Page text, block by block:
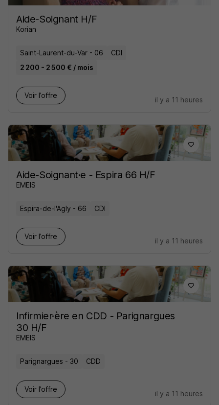
Aide-Soignant H/F
Korian
Saint-Laurent-du-Var - 06
CDI
2 200 - 2 500 € / mois
Voir l’offre
il y a 11 heures
Aide-Soignant·e - Espira 66 H/F
EMEIS
Espira-de-l'Agly - 66 CDI
Voir l’offre
il y a 11 heures
Infirmier·ère en CDD - Parignargues
30 H/F
EMEIS
Parignargues - 30 CDD
Voir l’offre
il y a 11 heures